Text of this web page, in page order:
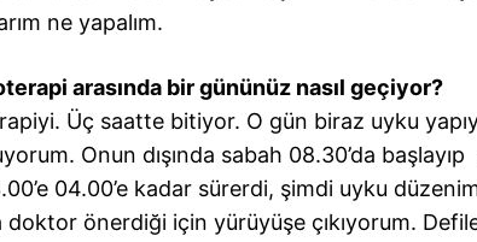
ne yapalım.
arasında bir gününüz nasıl geçiyor?
Üç saatte bitiyor. O gün biraz uyku
Onun dışında sabah 08.30’da başlayıp
04.00’e kadar sürerdi, şimdi uyku
doktor önerdiği için yürüyüşe çıkıyorum.